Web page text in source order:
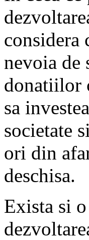
considera
nevoia de
donatiilor
sa
societate
ori din
deschisa.
Exista si